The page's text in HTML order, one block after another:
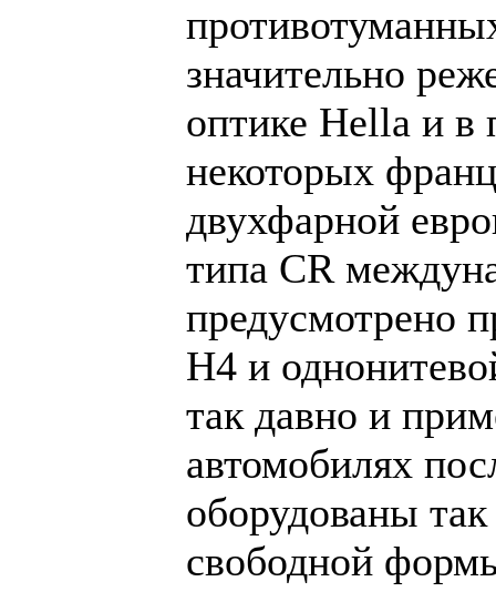
значительно
оптике Hella и в
некоторых
двухфарной
типа CR
предусмотрено
H4 и
так давно и
автомобилях
оборудованы
свободной